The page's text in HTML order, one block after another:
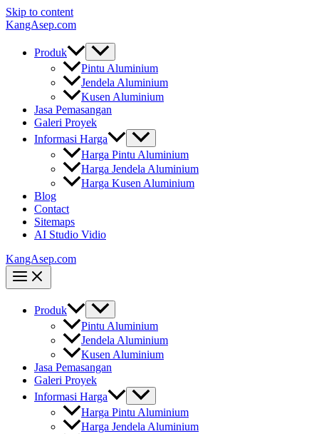
Skip to content
KangAsep.com
Produk
Pintu Aluminium
Jendela Aluminium
Kusen Aluminium
Jasa Pemasangan
Galeri Proyek
Informasi Harga
Harga Pintu Aluminium
Harga Jendela Aluminium
Harga Kusen Aluminium
Blog
Contact
Sitemaps
AI Studio Vidio
KangAsep.com
Produk
Pintu Aluminium
Jendela Aluminium
Kusen Aluminium
Jasa Pemasangan
Galeri Proyek
Informasi Harga
Harga Pintu Aluminium
Harga Jendela Aluminium